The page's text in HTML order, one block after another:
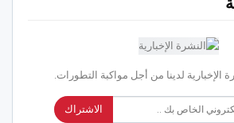
الإخبارية لدينا من أجل مواكبة التطورات.
الاشتراك